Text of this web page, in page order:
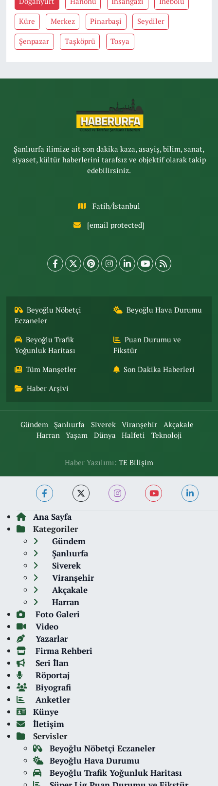
Küre Merkez Pinarbaşi Seydiler
Şenpazar Taşköprü Tosya
Şanlıurfa ilimize ait son dakika kaza, asayiş, bilim, sanat,
siyaset, kültür haberlerini tarafsız ve objektif olarak takip
edebilirsiniz.
Fatih/İstanbul
[email protected]
Beyoğlu Nöbetçi
Eczaneler
Beyoğlu Hava Durumu
Beyoğlu Trafik
Yoğunluk Haritası
Puan Durumu ve
Fikstür
Tüm Manşetler Son Dakika Haberleri
Haber Arşivi
Gündem Şanlıurfa Siverek Viranşehir
Akçakale
Harran
Yaşam Dünya Halfeti Teknoloji
Haber Yazılımı: TE Bilişim
Ana Sayfa
Kategoriler
Gündem
Şanlıurfa
Siverek
Viranşehir
Akçakale
Harran
Foto Galeri
Video
Yazarlar
Firma Rehberi
Seri İlan
Röportaj
Biyografi
Anketler
Künye
İletişim
Servisler
Beyoğlu Nöbetçi Eczaneler
Beyoğlu Hava Durumu
Beyoğlu Trafik Yoğunluk Haritası